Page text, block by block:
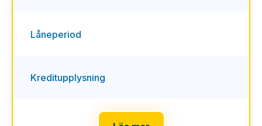
Låneperiod
Kreditupplysning